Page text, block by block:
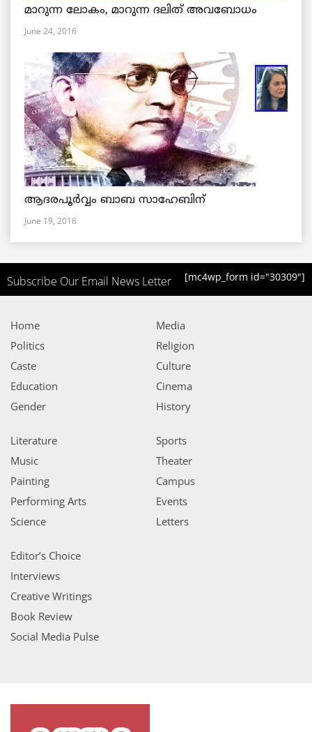
മാറുന്ന ലോകം, മാറുന്ന ദലിത് അവബോധം
June 24, 2016
ആദരപൂര്‍വ്വം ബാബ സാഹേബിന്
June 19, 2016
Subscribe Our Email News Letter [mc4wp_form id="30309"]
Home
Politics
Caste
Education
Gender
Media
Religion
Culture
Cinema
History
Literature
Music
Painting
Performing Arts
Science
Sports
Theater
Campus
Events
Letters
Editor’s Choice
Interviews
Creative Writings
Book Review
Social Media Pulse